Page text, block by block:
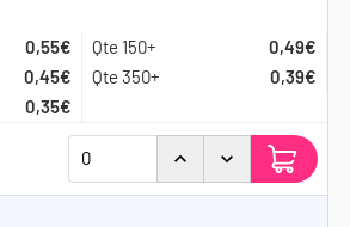
0,55€
0,49€
0,45€
0,39€
0,35€